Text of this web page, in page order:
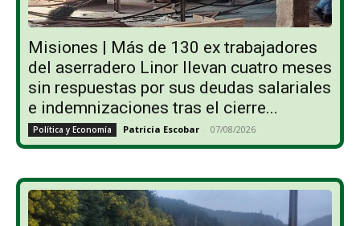
Misiones | Más de 130 ex trabajadores
del aserradero Linor llevan cuatro meses
sin respuestas por sus deudas salariales
e indemnizaciones tras el cierre...
Política y Economía Patricia Escobar - 07/08/2026